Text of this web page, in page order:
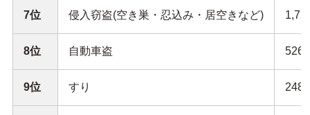
7位 侵入窃盗(空き巣・忍込み・居空きなど)
8位 自動車盗 526
9位 すり 248